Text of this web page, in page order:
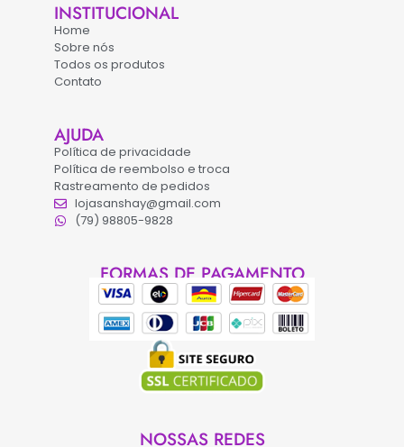
INSTITUCIONAL
Home
Sobre nós
Todos os produtos
Contato
AJUDA
Política de privacidade
Política de reembolso e troca
Rastreamento de pedidos
lojasanshay@gmail.com
(79) 98805-9828
FORMAS DE PAGAMENTO
NOSSAS REDES